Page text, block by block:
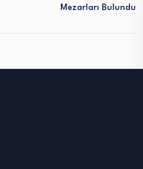
Mezarları Bulundu